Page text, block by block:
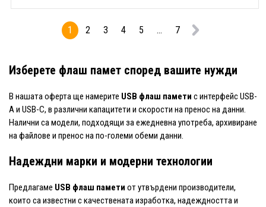
1 2 3 4 5 ... 7
Изберете флаш памет според вашите нужди
В нашата оферта ще намерите USB флаш памети с интерфейс USB-
A и USB-C, в различни капацитети и скорости на пренос на данни.
Налични са модели, подходящи за ежедневна употреба, архивиране
на файлове и пренос на по-големи обеми данни.
Надеждни марки и модерни технологии
Предлагаме USB флаш памети от утвърдени производители,
които са известни с качествената изработка, надеждността и